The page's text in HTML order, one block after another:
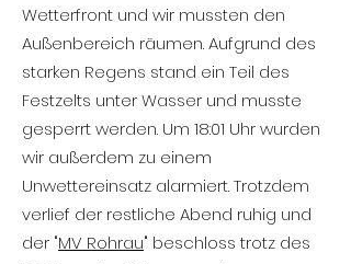
Wetterfront und wir mussten den
Außenbereich räumen. Aufgrund des
starken Regens stand ein Teil des
Festzelts unter Wasser und musste
gesperrt werden. Um 18:01 Uhr wurden
wir außerdem zu einem
Unwettereinsatz alarmiert. Trotzdem
verlief der restliche Abend ruhig und
der "MV Rohrau" beschloss trotz des